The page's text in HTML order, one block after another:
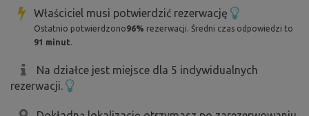
Właściciel musi potwierdzić rezerwację
Ostatnio potwierdzono96% rezerwacji. Średni czas odpowiedzi to
91 minut.
Na działce jest miejsce dla 5 indywidualnych
rezerwacji.